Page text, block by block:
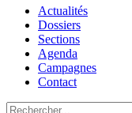
Actualités
Dossiers
Sections
Agenda
Campagnes
Contact